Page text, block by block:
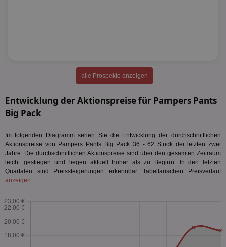
alle Prospekte anzeigen
Entwicklung der Aktionspreise für Pampers Pants
Big Pack
Im folgenden Diagramm sehen Sie die Entwicklung der durchschnittlichen
Aktionspreise von Pampers Pants Big Pack 36 - 62 Stück der letzten zwei
Jahre. Die durchschnittlichen Aktionspreise sind über den gesamten Zeitraum
leicht gestiegen und liegen aktuell höher als zu Beginn. In den letzten
Quartalen sind Preissteigerungen erkennbar. Tabellarischen Preisverlauf
anzeigen.